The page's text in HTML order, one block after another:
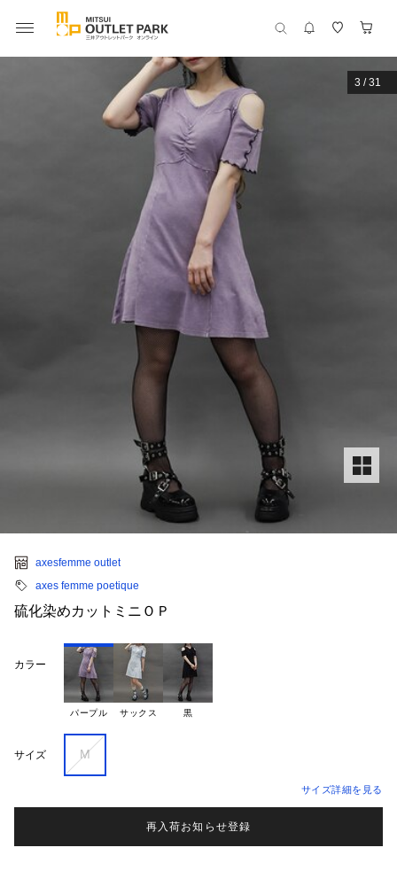
3 /31
axesfemme outlet
axes femme poetique
硫化染めカットミニＯＰ
カラー
パープル サックス 黒
サイズ M
サイズ詳細を見る
再入荷お知らせ登録